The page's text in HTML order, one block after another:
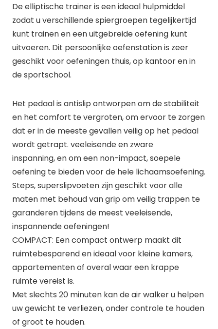
De elliptische trainer is een ideaal hulpmiddel
zodat u verschillende spiergroepen tegelijkertijd
kunt trainen en een uitgebreide oefening kunt
uitvoeren. Dit persoonlijke oefenstation is zeer
geschikt voor oefeningen thuis, op kantoor en in
de sportschool.
Het pedaal is antislip ontworpen om de stabiliteit
en het comfort te vergroten, om ervoor te zorgen
dat er in de meeste gevallen veilig op het pedaal
wordt getrapt. veeleisende en zware
inspanning, en om een ​​non-impact, soepele
oefening te bieden voor de hele lichaamsoefening.
Steps, superslipvoeten zijn geschikt voor alle
maten met behoud van grip om veilig trappen te
garanderen tijdens de meest veeleisende,
inspannende oefeningen!
COMPACT: Een compact ontwerp maakt dit
ruimtebesparend en ideaal voor kleine kamers,
appartementen of overal waar een krappe
ruimte vereist is.
Met slechts 20 minuten kan de air walker u helpen
uw gewicht te verliezen, onder controle te houden
of groot te houden.